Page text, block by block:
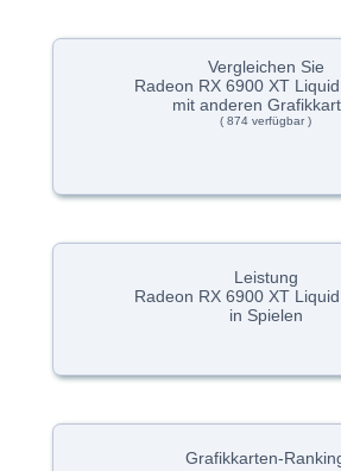
Vergleichen Sie
Radeon RX 6900 XT
mit anderen
( 874 verfügbar )
Leistung
Radeon RX 6900 XT
in Spielen
Grafikkarten-